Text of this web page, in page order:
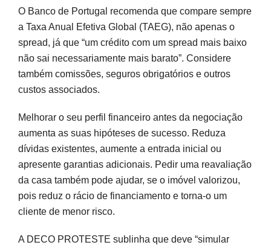
O Banco de Portugal recomenda que compare sempre
a Taxa Anual Efetiva Global (TAEG), não apenas o
spread, já que “um crédito com um spread mais baixo
não sai necessariamente mais barato”. Considere
também comissões, seguros obrigatórios e outros
custos associados.
Melhorar o seu perfil financeiro antes da negociação
aumenta as suas hipóteses de sucesso. Reduza
dívidas existentes, aumente a entrada inicial ou
apresente garantias adicionais. Pedir uma reavaliação
da casa também pode ajudar, se o imóvel valorizou,
pois reduz o rácio de financiamento e torna-o um
cliente de menor risco.
A DECO PROTESTE sublinha que deve “simular